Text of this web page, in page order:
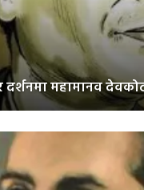
दर्शनमा महामानव